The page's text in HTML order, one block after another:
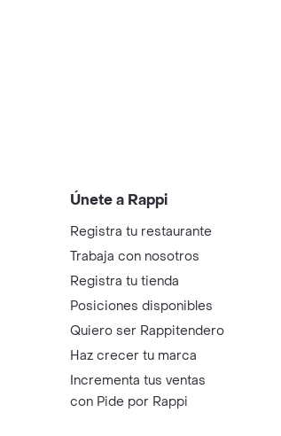
Únete a Rappi
Registra tu restaurante
Trabaja con nosotros
Registra tu tienda
Posiciones disponibles
Quiero ser Rappitendero
Haz crecer tu marca
Incrementa tus ventas
con Pide por Rappi